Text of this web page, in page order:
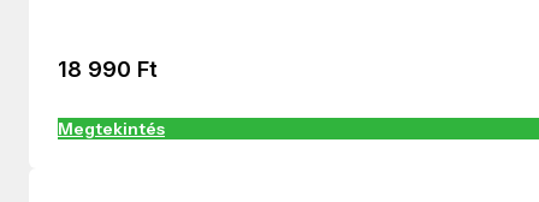
18 990 Ft
Megtekintés